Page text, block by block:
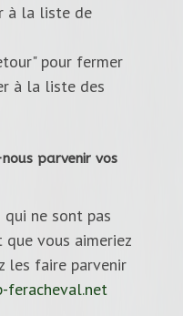
à la liste de
pour fermer
à la liste des
parvenir vos
qui ne sont pas
vous aimeriez
les faire parvenir
feracheval.net